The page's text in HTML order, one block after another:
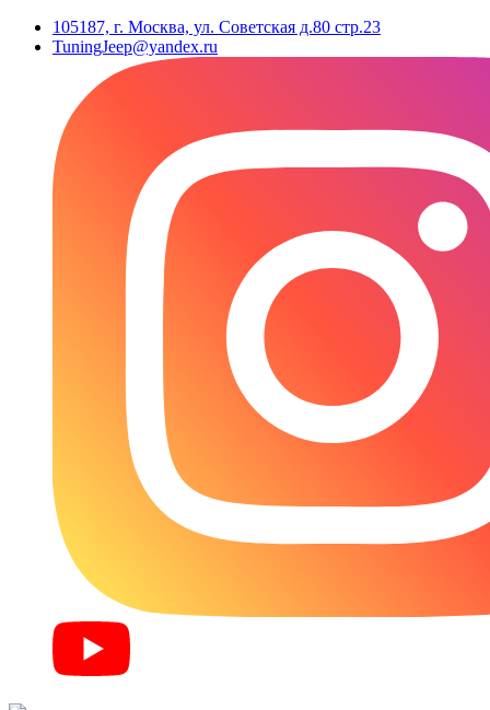
105187, г. Москва, ул. Советская д.80 стр.23
TuningJeep@yandex.ru